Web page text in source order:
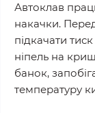
Автоклав
накачки.
підкачати
ніпель на
банок,
температуру